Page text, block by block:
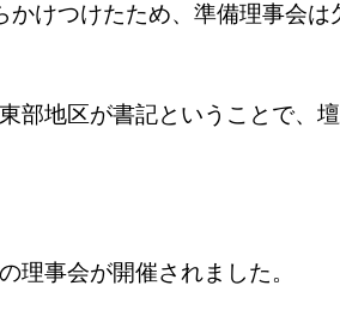
けつけたため、準備理事会は
部地区が書記ということで、
事会が開催されました。